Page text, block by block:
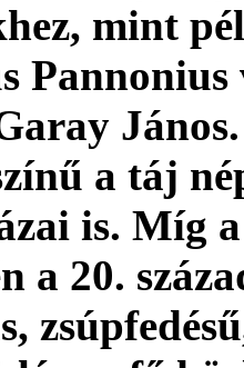
mint
János.
a táj
is. Míg
a 20.